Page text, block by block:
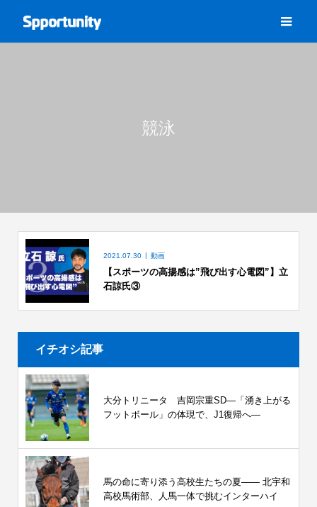
競泳
2021.07.30 動画
【スポーツの高揚感は”飛び出す心電図”】立
石諒氏③
イチオシ記事
大分トリニータ 吉岡宗重SD―「湧き上がる
フットボール」の体現で、J1復帰へ―
馬の命に寄り添う高校生たちの夏—— 北宇和
高校馬術部、人馬一体で挑むインターハイ